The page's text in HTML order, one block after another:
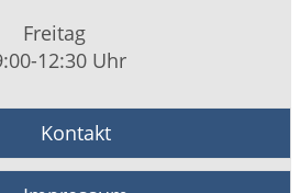
Freitag
12:30 Uhr
Kontakt